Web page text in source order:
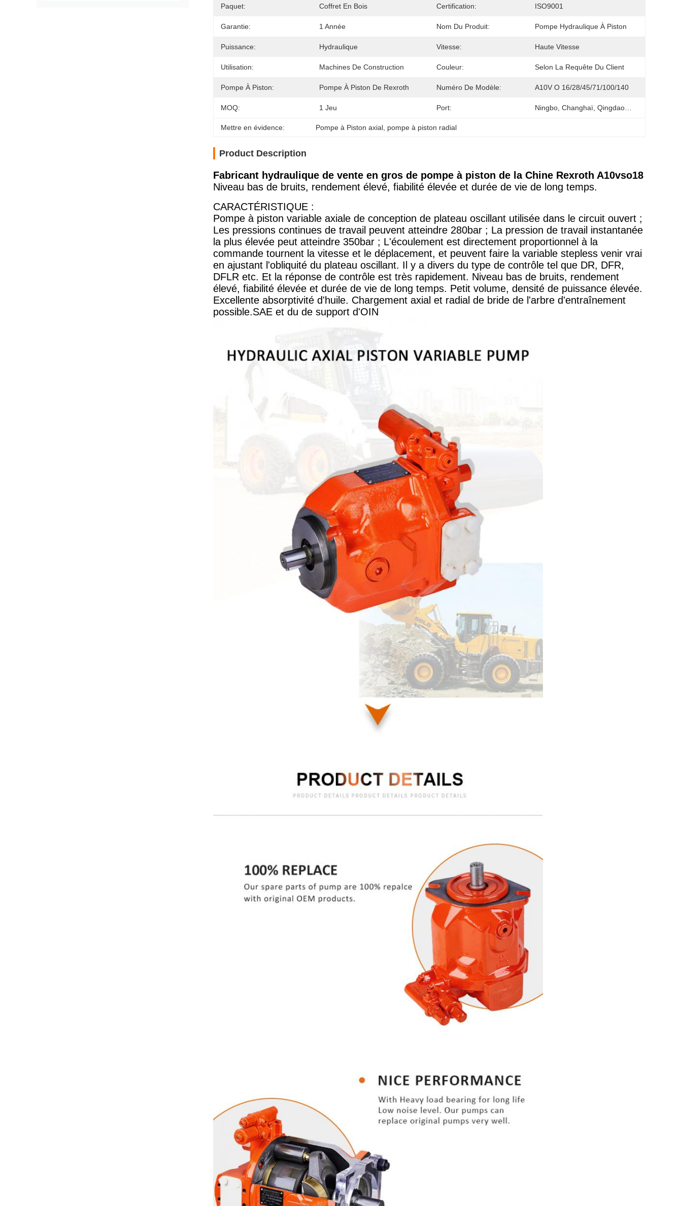
Paquet: Coffret En Bois Certification: ISO9001
Garantie: 1 Année Nom Du Produit: Pompe Hydraulique À Piston
Puissance: Hydraulique Vitesse: Haute Vitesse
Utilisation: Machines De Construction Couleur: Selon La Requête Du Client
Pompe À Piston: Pompe À Piston De Rexroth Numéro De Modèle: A10V O 16/28/45/71/100/140
MOQ: 1 Jeu Port: Ningbo, Changhaï, Qingdao…
Mettre en évidence: Pompe à Piston axial pompe à piston radial
Product Description
Fabricant hydraulique de vente en gros de pompe à piston de la Chine Rexroth A10vso18
Niveau bas de bruits, rendement élevé, fiabilité élevée et durée de vie de long temps.
CARACTÉRISTIQUE :
Pompe à piston variable axiale de conception de plateau oscillant utilisée dans le circuit ouvert ;
Les pressions continues de travail peuvent atteindre 280bar ; La pression de travail instantanée
la plus élevée peut atteindre 350bar ; L'écoulement est directement proportionnel à la
commande tournent la vitesse et le déplacement, et peuvent faire la variable stepless venir vrai
en ajustant l'obliquité du plateau oscillant. Il y a divers du type de contrôle tel que DR, DFR,
DFLR etc. Et la réponse de contrôle est très rapidement. Niveau bas de bruits, rendement
élevé, fiabilité élevée et durée de vie de long temps. Petit volume, densité de puissance élevée.
Excellente absorptivité d'huile. Chargement axial et radial de bride de l'arbre d'entraînement
possible.SAE et du de support d'OIN